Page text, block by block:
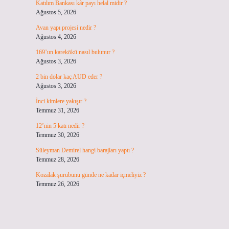
Katılım Bankası kâr payı helal midir ?
Ağustos 5, 2026
Avan yapı projesi nedir ?
Ağustos 4, 2026
169’un karekökü nasıl bulunur ?
Ağustos 3, 2026
2 bin dolar kaç AUD eder ?
Ağustos 3, 2026
İnci kimlere yakışır ?
Temmuz 31, 2026
12’nin 5 katı nedir ?
Temmuz 30, 2026
Süleyman Demirel hangi barajları yaptı ?
Temmuz 28, 2026
Kozalak şurubunu günde ne kadar içmeliyiz ?
Temmuz 26, 2026